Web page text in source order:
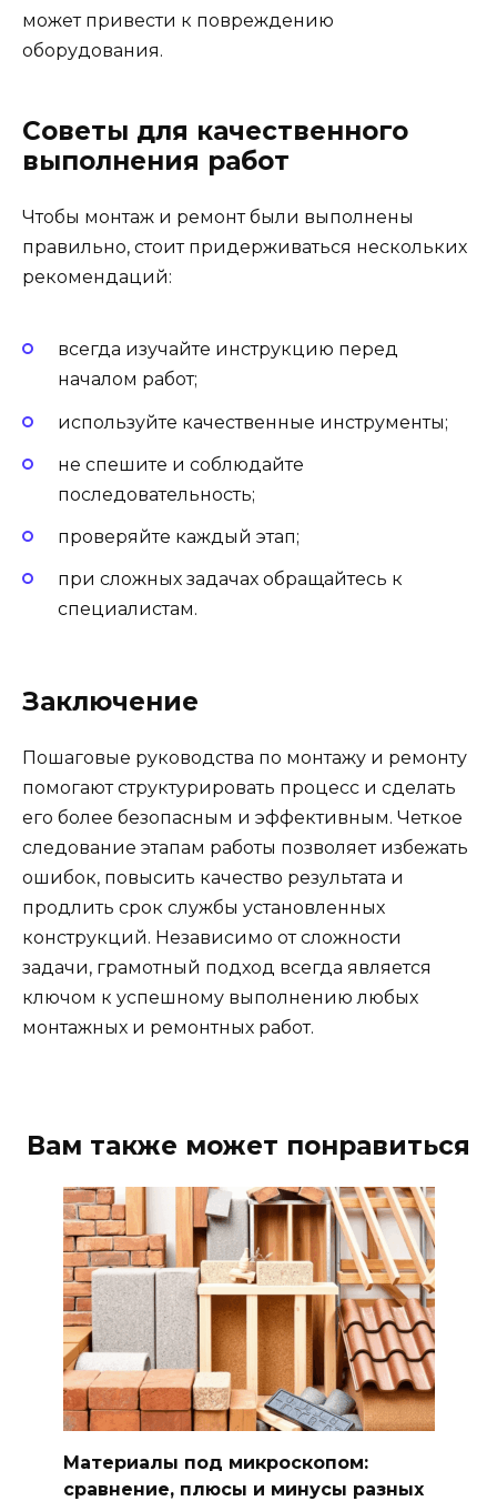
может привести к повреждению
оборудования.
Советы для качественного
выполнения работ
Чтобы монтаж и ремонт были выполнены
правильно, стоит придерживаться нескольких
рекомендаций:
всегда изучайте инструкцию перед
началом работ;
используйте качественные инструменты;
не спешите и соблюдайте
последовательность;
проверяйте каждый этап;
при сложных задачах обращайтесь к
специалистам.
Заключение
Пошаговые руководства по монтажу и ремонту
помогают структурировать процесс и сделать
его более безопасным и эффективным. Четкое
следование этапам работы позволяет избежать
ошибок, повысить качество результата и
продлить срок службы установленных
конструкций. Независимо от сложности
задачи, грамотный подход всегда является
ключом к успешному выполнению любых
монтажных и ремонтных работ.
Вам также может понравиться
Материалы под микроскопом:
сравнение, плюсы и минусы разных